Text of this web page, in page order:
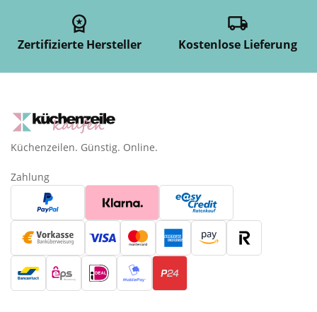
Zertifizierte Hersteller Kostenlose Lieferung
Küchenzeilen. Günstig. Online.
Zahlung